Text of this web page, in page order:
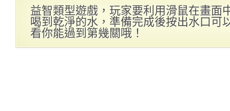
益智類型遊戲，玩家要利用滑鼠在畫面
喝到乾淨的水，準備完成後按出水口可
看你能過到第幾關哦！